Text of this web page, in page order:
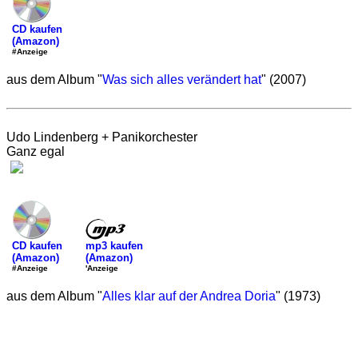
CD kaufen
(Amazon)
#Anzeige
aus dem Album "Was sich alles verändert hat" (2007)
Udo Lindenberg + Panikorchester
Ganz egal
CD kaufen
(Amazon)
#Anzeige
mp3 kaufen
(Amazon)
'Anzeige
aus dem Album "Alles klar auf der Andrea Doria" (1973)